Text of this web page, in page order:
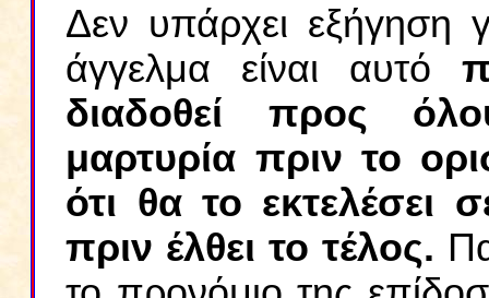
Δεν υπάρχει εξήγηση
άγγελμα είναι αυτό
διαδοθεί προς
μαρτυρία πριν το
ότι θα το εκτελέσει
πριν έλθει το τέλος.